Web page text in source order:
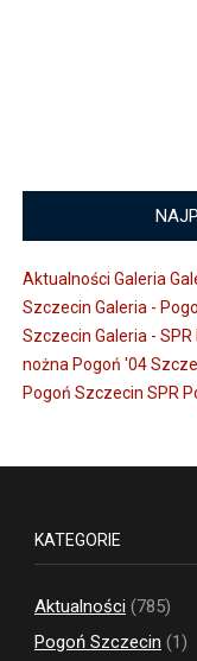
Aktualności Galeria
Szczecin Galeria -
Szczecin Galeria -
nożna Pogoń '04
Pogoń Szczecin SPR
KATEGORIE
Aktualności (785)
Pogoń Szczecin (1)